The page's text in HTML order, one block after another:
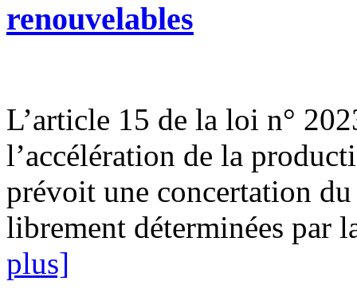
renouvelables
L’article 15 de la loi n°
l’accélération de la
prévoit une concertation
librement déterminées par
plus]